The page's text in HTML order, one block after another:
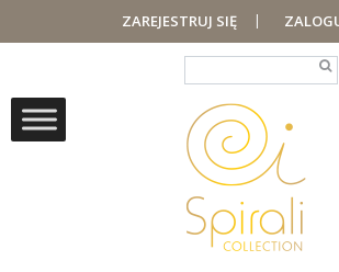
ZAREJESTRUJ SIĘ |